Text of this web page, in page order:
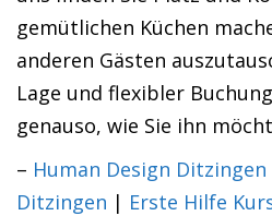
gemütlichen Küchen
anderen Gästen
Lage und flexibler
genauso, wie Sie ihn
– Human Design Ditzingen
Ditzingen | Erste Hilfe